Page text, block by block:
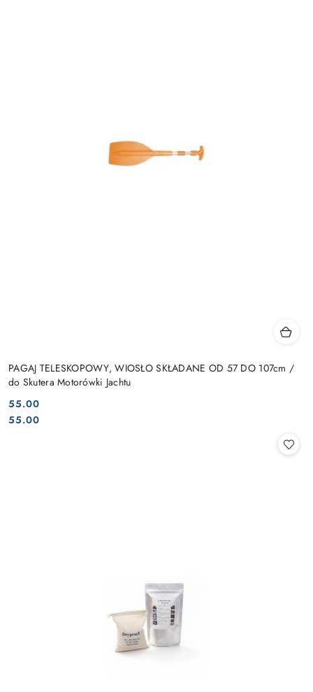
PAGAJ TELESKOPOWY, WIOSŁO SKŁADANE OD 57 DO 107cm /
do Skutera Motorówki Jachtu
Cena:
55.00
Cena:
55.00